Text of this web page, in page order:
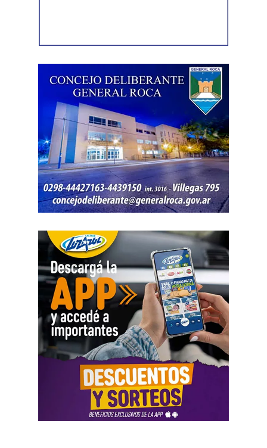
vida, como las tarifas de transporte, telefonía celular,
internet, luz y gas. Todo eso produjo una caída del salario
que tiene un impacto directo e indirecto sobre las
«Estamos viviendo una brutal disputa por el tiempo.
Mientras la reforma laboral ataca una de las conquistas
fundacionales como la jornada de 8 horas, instalando un
banco de horas flexible, que borra los límites entre lo
personal y lo laboral, debemos recurrir a varios empleos
para poder sostener la vida», dijo Chevalier y subrayó
asimétrica sobre las mujeres, provoca una crisis sobre los
cuidados y desorganiza los hogares».
Al abordar la persecución política a sindicalistas y
sindicatos, Biró sostuvo que «el Estado me ha iniciado
una persecución mediática, gremial, jurídica y personal
por ser el secretario general de la Asociación de Pilotos.
Se trata de una campaña abierta y pública de difamación
llevada adelante por funcionarios del gobierno, utilizando
la aplicación Mi Argentina o las carteleras de las
estaciones terminales. Usaron todos los recursos del
Estado. Me imputaron delitos penales, me hicieron saber
que perseguían a mi familia, a mi mujer y a mis hijas, y
tuve que presentar un habeas corpus preventivo».